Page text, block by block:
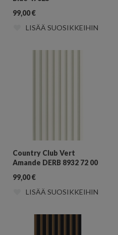
99,00€
LISÄÄ SUOSIKKEIHIN
Country Club Vert
Amande DERB 8932 72 00
99,00€
LISÄÄ SUOSIKKEIHIN